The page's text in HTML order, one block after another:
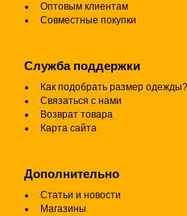
Оптовым клиентам
Совместные покупки
Служба поддержки
Как подобрать размер одежды?
Связаться с нами
Возврат товара
Карта сайта
Дополнительно
Статьи и новости
Магазины